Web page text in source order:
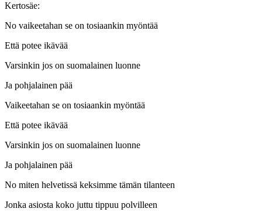
Kertosäe:
No vaikeetahan se on tosiaankin myöntää
Että potee ikävää
Varsinkin jos on suomalainen luonne
Ja pohjalainen pää
Vaikeetahan se on tosiaankin myöntää
Että potee ikävää
Varsinkin jos on suomalainen luonne
Ja pohjalainen pää
No miten helvetissä keksimme tämän tilanteen
Jonka asiosta koko juttu tippuu polvilleen